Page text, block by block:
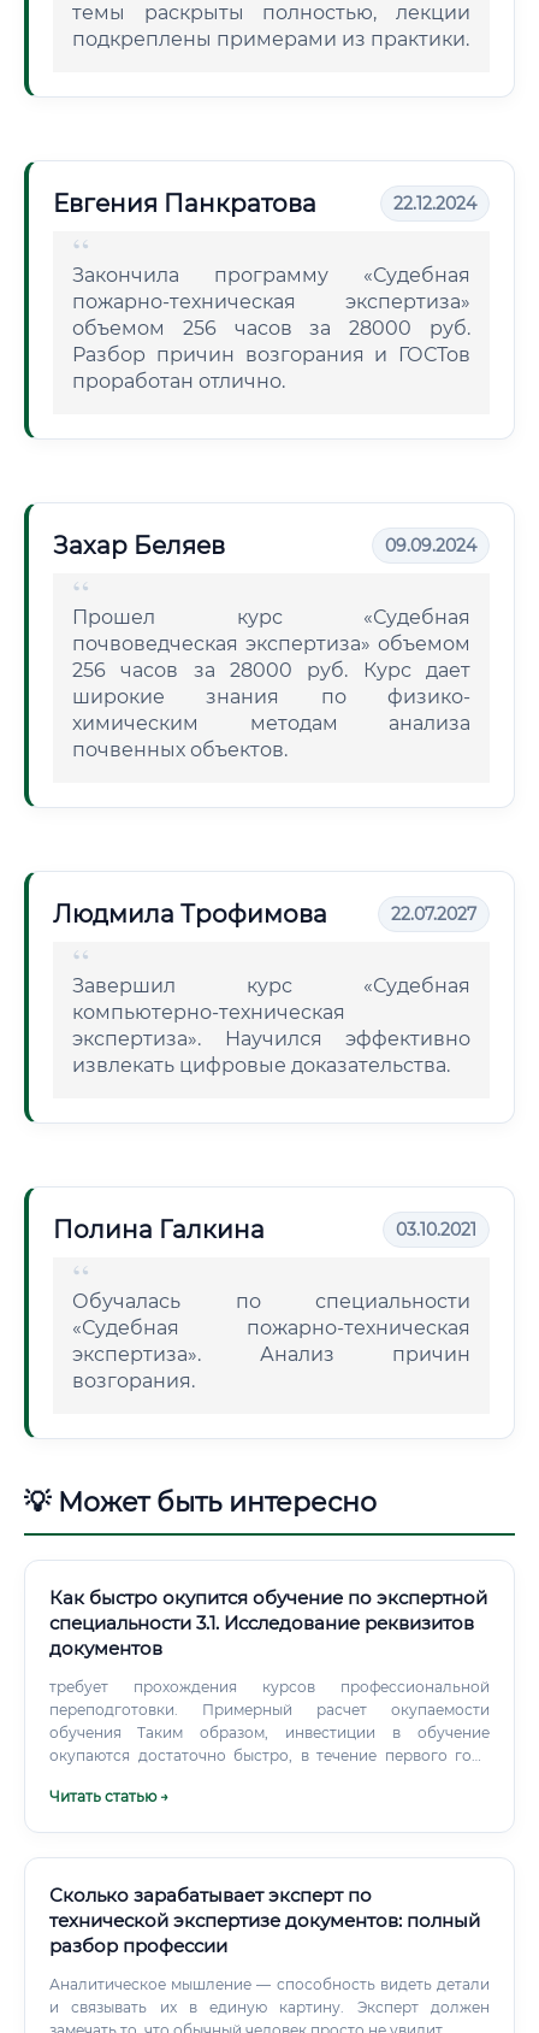
темы раскрыты полностью, лекции
подкреплены примерами из практики.
Евгения Панкратова 22.12.2024
Закончила программу «Судебная
пожарно-техническая экспертиза»
объемом 256 часов за 28000 руб.
Разбор причин возгорания и ГОСТов
проработан отлично.
Захар Беляев 09.09.2024
Прошел курс «Судебная
почвоведческая экспертиза» объемом
256 часов за 28000 руб. Курс дает
широкие знания по физико-
химическим методам анализа
почвенных объектов.
Людмила Трофимова 22.07.2027
Завершил курс «Судебная
компьютерно-техническая
экспертиза». Научился эффективно
извлекать цифровые доказательства.
Полина Галкина 03.10.2021
Обучалась по специальности
«Судебная пожарно-техническая
экспертиза». Анализ причин
возгорания.
💡 Может быть интересно
Как быстро окупится обучение по экспертной
специальности 3.1. Исследование реквизитов
документов
требует прохождения курсов профессиональной
переподготовки. Примерный расчет окупаемости
обучения Таким образом, инвестиции в обучение
окупаются достаточно быстро, в течение первого года
финансовой точки зрения.
Читать статью →
Сколько зарабатывает эксперт по
технической экспертизе документов: полный
разбор профессии
Аналитическое мышление — способность видеть детали
и связывать их в единую картину. Эксперт должен